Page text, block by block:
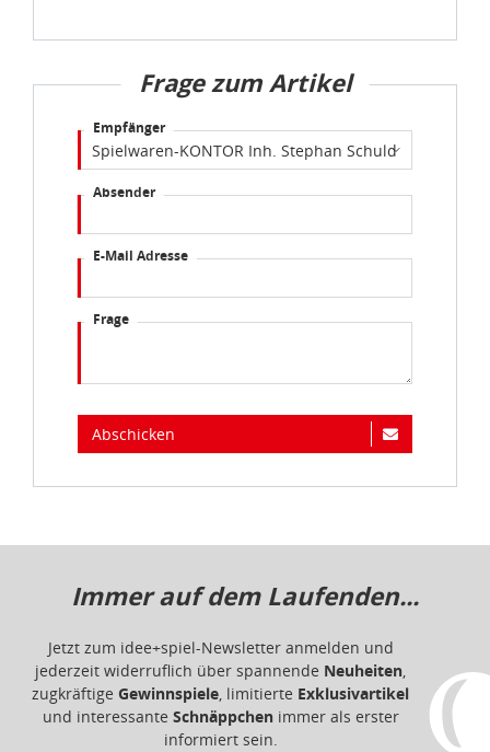
Frage zum Artikel
Empfänger
Absender
E-Mail Adresse
Frage
Abschicken
Immer auf dem Laufenden...
Jetzt zum idee+spiel-Newsletter anmelden und
jederzeit widerruflich über spannende Neuheiten,
zugkräftige Gewinnspiele, limitierte Exklusivartikel
und interessante Schnäppchenimmer als erster
informiert sein.